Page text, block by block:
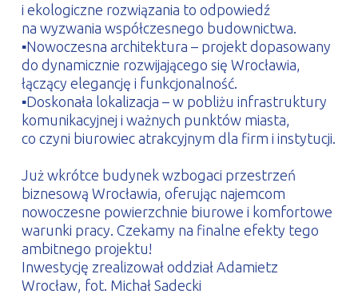
i ekologiczne rozwiązania to odpowiedź
na wyzwania współczesnego budownictwa.
▪Nowoczesna architektura – projekt dopasowany
do dynamicznie rozwijającego się Wrocławia,
łączący elegancję i funkcjonalność.
▪Doskonała lokalizacja – w pobliżu infrastruktury
komunikacyjnej i ważnych punktów miasta,
co czyni biurowiec atrakcyjnym dla firm i instytucji.
Już wkrótce budynek wzbogaci przestrzeń
biznesową Wrocławia, oferując najemcom
nowoczesne powierzchnie biurowe i komfortowe
warunki pracy. Czekamy na finalne efekty tego
ambitnego projektu!
Inwestycję zrealizował oddział Adamietz
Wrocław, fot. Michał Sadecki